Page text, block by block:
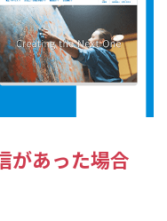
があった場合